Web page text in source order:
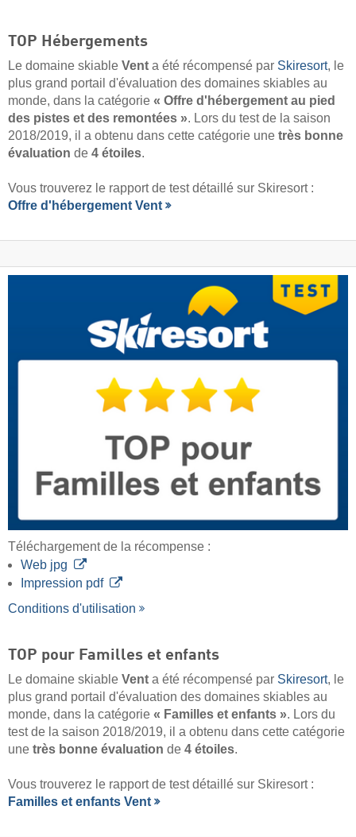
TOP Hébergements
Le domaine skiable Vent a été récompensé par Skiresort, le
plus grand portail d'évaluation des domaines skiables au
monde, dans la catégorie « Offre d'hébergement au pied
des pistes et des remontées ». Lors du test de la saison
2018/2019, il a obtenu dans cette catégorie une très bonne
évaluation de 4 étoiles.
Vous trouverez le rapport de test détaillé sur Skiresort :
Offre d'hébergement Vent
Téléchargement de la récompense :
Web jpg
Impression pdf
Conditions d'utilisation
TOP pour Familles et enfants
Le domaine skiable Vent a été récompensé par Skiresort, le
plus grand portail d'évaluation des domaines skiables au
monde, dans la catégorie « Familles et enfants ». Lors du
test de la saison 2018/2019, il a obtenu dans cette catégorie
une très bonne évaluation de 4 étoiles.
Vous trouverez le rapport de test détaillé sur Skiresort :
Familles et enfants Vent